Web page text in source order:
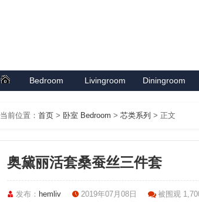
Bedroom Livingroom Diningroom
当前位置： 首页 > 卧室 Bedroom > 芯类系列 > 正文
奥黛丽活套桑蚕丝三件套
发布： hemliv 2019年07月08日 被围观